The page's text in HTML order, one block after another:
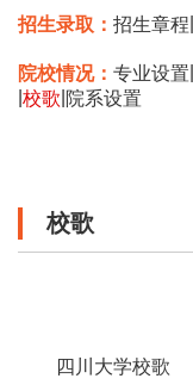
招生录取： 招生章程
院校情况： 专业设置
校歌 院系设置
校歌
四川大学校歌